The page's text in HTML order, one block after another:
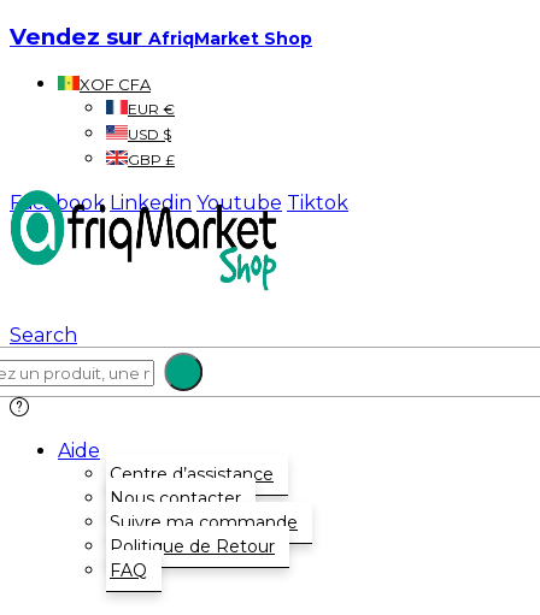
Vendez sur AfriqMarket Shop
XOF CFA
EUR €
USD $
GBP £
Facebook Linkedin Youtube Tiktok
Search
Aide
Centre d’assistance
Nous contacter
Suivre ma commande
Politique de Retour
FAQ